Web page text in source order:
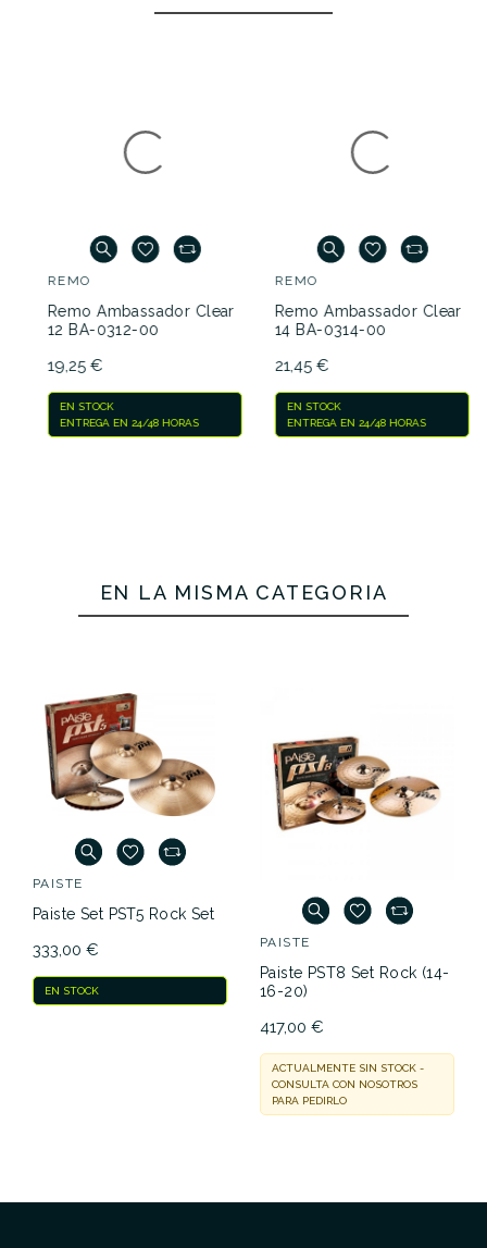
REMO
Remo Ambassador Clear
12 BA-0312-00
19,25 €
REMO
Remo Ambassador Clear
14 BA-0314-00
21,45 €
EN LA MISMA CATEGORÍA
PAISTE
Paiste Set PST5 Rock Set
333,00 €
EN STOCK
PAISTE
Paiste PST8 Set Rock (14-
16-20)
417,00 €
ACTUALMENTE SIN STOCK -
CONSULTA CON NOSOTROS
PARA PEDIRLO